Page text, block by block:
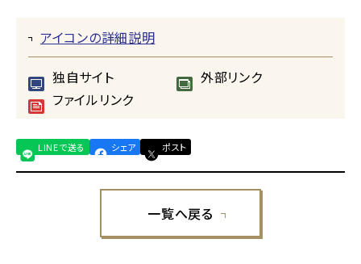
アイコンの詳細説明
独自サイト
外部リンク
ファイルリンク
LINEで送る シェア ポスト
一覧へ戻る